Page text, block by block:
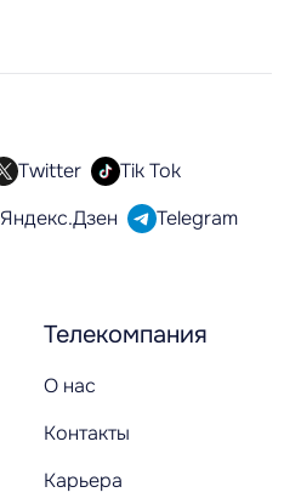
Телекомпания
О нас
Контакты
Карьера
Twitter
Tik Tok
Яндекс.Дзен
Telegram